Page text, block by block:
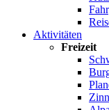
Aktivitäten
Freizeit